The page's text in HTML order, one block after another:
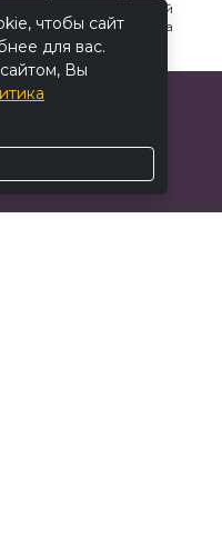
количество белка в свой
и благополучие на
чтобы сайт
для вас.
Вы